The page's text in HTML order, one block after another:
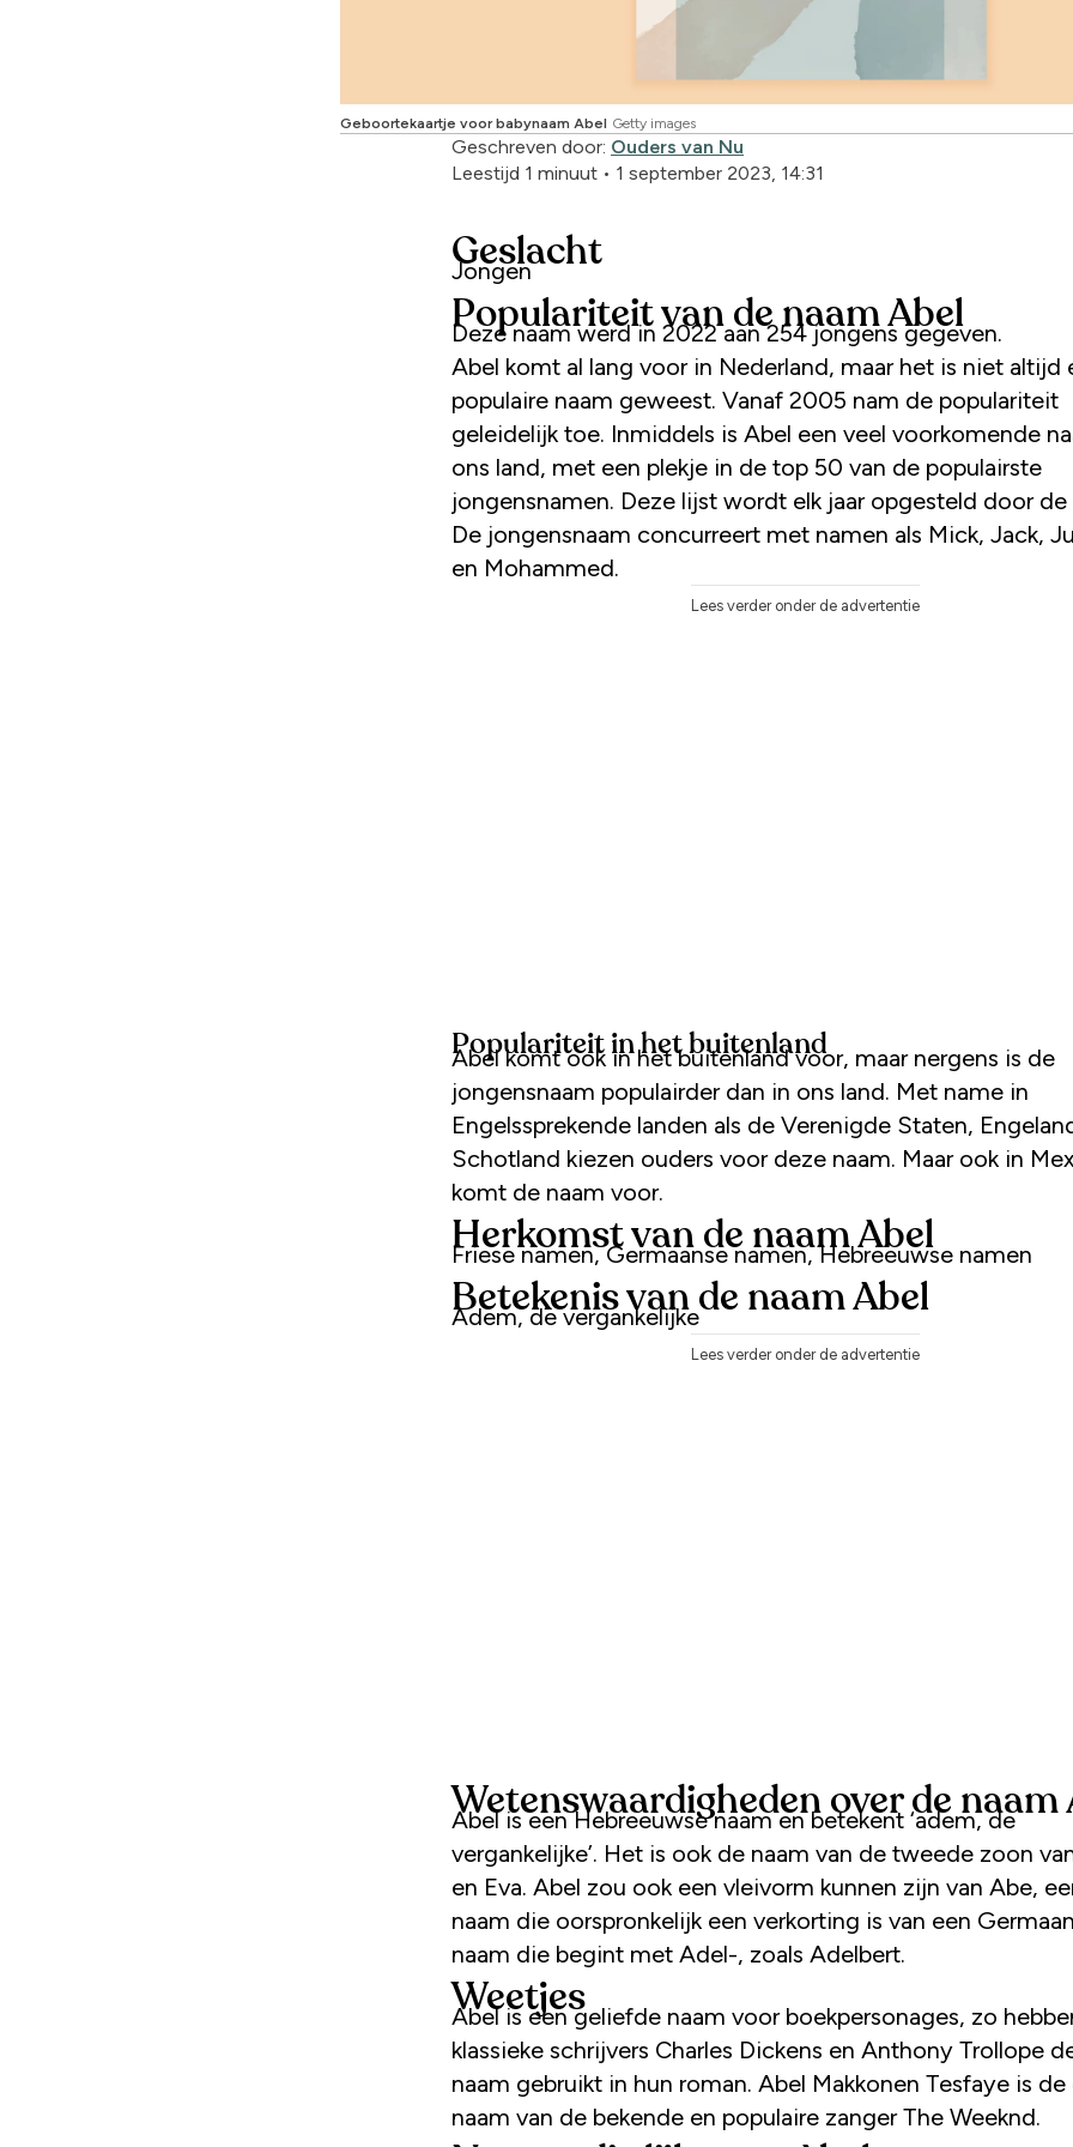
Geboortekaartje voor babynaam Abel Getty images
Geschreven door: Ouders van Nu
Leestijd 1 minuut • 1 september 2023, 14:31
Geslacht
Jongen
Populariteit van de naam Abel
Deze naam werd in 2022 aan 254 jongens gegeven.
Abel komt al lang voor in Nederland, maar het is niet altijd
populaire naam geweest. Vanaf 2005 nam de populariteit
geleidelijk toe. Inmiddels is Abel een veel voorkomende
ons land, met een plekje in de top 50 van de populairste
jongensnamen. Deze lijst wordt elk jaar opgesteld door de
De jongensnaam concurreert met namen als Mick, Jack,
en Mohammed.
Lees verder onder de advertentie
Populariteit in het buitenland
Abel komt ook in het buitenland voor, maar nergens is de
jongensnaam populairder dan in ons land. Met name in
Engelssprekende landen als de Verenigde Staten,
Schotland kiezen ouders voor deze naam. Maar ook in
komt de naam voor.
Herkomst van de naam Abel
Friese namen, Germaanse namen, Hebreeuwse namen
Betekenis van de naam Abel
Adem, de vergankelijke
Lees verder onder de advertentie
Wetenswaardigheden over de naam
Abel is een Hebreeuwse naam en betekent ‘adem, de
vergankelijke’. Het is ook de naam van de tweede zoon
en Eva. Abel zou ook een vleivorm kunnen zijn van Abe,
naam die oorspronkelijk een verkorting is van een
naam die begint met Adel-, zoals Adelbert.
Weetjes
Abel is een geliefde naam voor boekpersonages, zo
klassieke schrijvers Charles Dickens en Anthony Trollope
naam gebruikt in hun roman. Abel Makkonen Tesfaye is
naam van de bekende en populaire zanger The Weeknd.